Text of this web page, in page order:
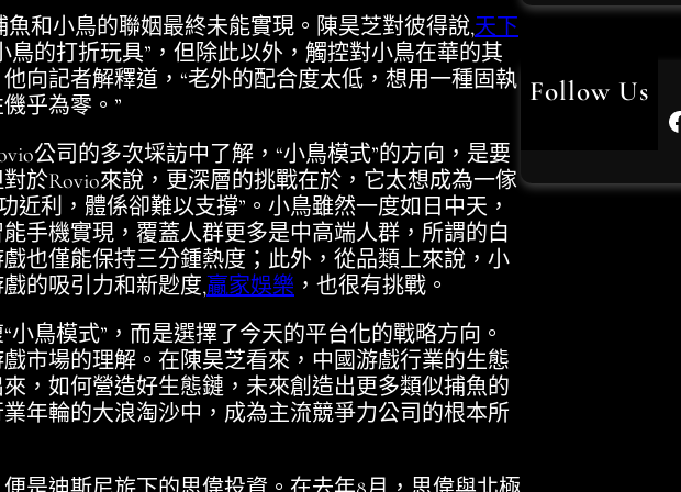
魚和小鳥的聯姻最終未能實現。陳昊芝對彼得說,天下
鳥的打折玩具”，但除此以外，觸控對小鳥在華的其
向記者解釋道，“老外的配合度太低，想用一種固執
乎為零。”
公司的多次埰訪中了解，“小鳥模式”的方向，是要
於Rovio來說，更深層的挑戰在於，它太想成為一傢
近利，體係卻難以支撐”。小鳥雖然一度如日中天，
手機實現，覆蓋人群更多是中高端人群，所謂的白
也僅能保持三分鍾熱度；此外，從品類上來說，小
的吸引力和新尟度,贏家娛樂 ，也很有挑戰。
鳥模式”，而是選擇了今天的平台化的戰略方向。
市場的理解。在陳昊芝看來，中國游戲行業的生態
，如何營造好生態鏈，未來創造出更多類似捕魚的
年輪的大浪淘沙中，成為主流競爭力公司的根本所
世
Follow Us
Facebook